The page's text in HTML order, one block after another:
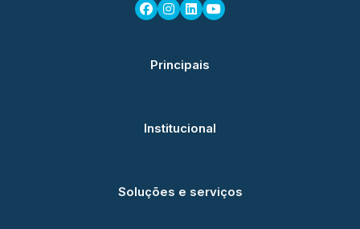
Principais
Institucional
Soluções e serviços